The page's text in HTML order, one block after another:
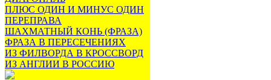
ПЛЮС ОДИН И МИНУС ОДИН
ПЕРЕПРАВА
ШАХМАТНЫЙ КОНЬ (ФРАЗА)
ФРАЗА В ПЕРЕСЕЧЕНИЯХ
ИЗ ФИЛВОРДА В КРОССВОРД
ИЗ АНГЛИИ В РОССИЮ